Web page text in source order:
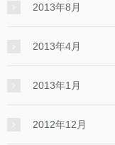
2013年8月
2013年4月
2013年1月
2012年12月